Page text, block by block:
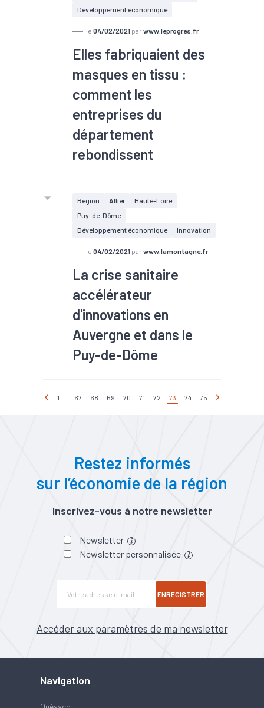
Développement économique
le 04/02/2021 par www.leprogres.fr
Elles fabriquaient des
masques en tissu :
comment les
entreprises du
département
rebondissent
Région Allier
Haute-Loire
Puy-de-Dôme
Développement économique
Innovation
le 04/02/2021 par www.lamontagne.fr
La crise sanitaire
accélérateur
d'innovations en
Auvergne et dans le
Puy-de-Dôme
1 67 68 69 70 71 72 73 74 75
Restez informés
sur l’économie de la région
Inscrivez-vous à notre newsletter
Newsletter
Newsletter personnalisée
ENREGISTRER
Accéder aux paramètres de ma newsletter
Navigation